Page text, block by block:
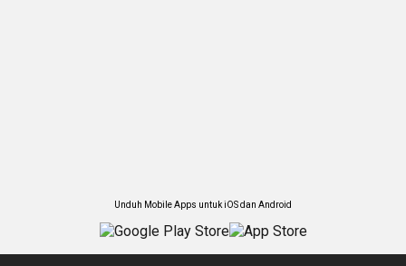
Unduh Mobile Apps untuk iOS dan Android